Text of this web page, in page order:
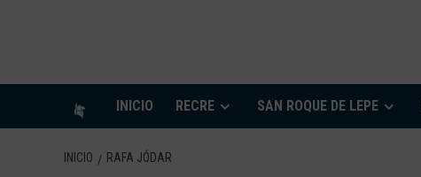
INICIO RECRE SAN ROQUE DE LEPE
INICIO RAFA JÓDAR